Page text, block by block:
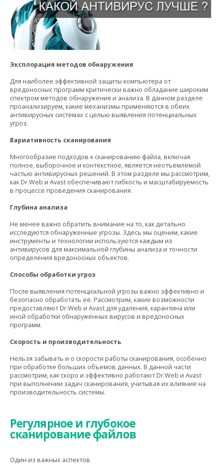
Эксплорация методов обнаружения
Для наиболее эффективной защиты компьютера от
вредоносных программ критически важно обладание широким
спектром методов обнаружения и анализа. В данном разделе
проанализируем, какие механизмы применяются в обеих
антивирусных системах с целью выявления потенциальных
угроз.
Вариативность сканирования
Многообразие подходов к сканированию файла, включая
полное, выборочное и контекстное, является неотъемлемой
частью антивирусных решений. В этом разделе мы рассмотрим,
как Dr.Web и Avast обеспечивают гибкость и масштабируемость
в процессе проведения сканирования.
Глубина анализа
Не менее важно обратить внимание на то, как детально
исследуются обнаруженные угрозы. Здесь мы оценим, какие
инструменты и технологии используются каждым из
антивирусов для максимальной глубины анализа и точности
определения вредоносных объектов.
Способы обработки угроз
После выявления потенциальной угрозы важно эффективно и
безопасно обработать её. Рассмотрим, какие возможности
предоставляют Dr.Web и Avast для удаления, карантина или
иной обработки обнаруженных вирусов и вредоносных
программ.
Скорость и производительность
Нельзя забывать и о скорости работы сканирования, особенно
при обработке больших объемов данных. В данной части
рассмотрим, как скоро и эффективно работают Dr.Web и Avast
при выполнении задач сканирования, учитывая их влияние на
производительность системы.
Регулярное и глубокое
сканирование файлов
Один из важных аспектов